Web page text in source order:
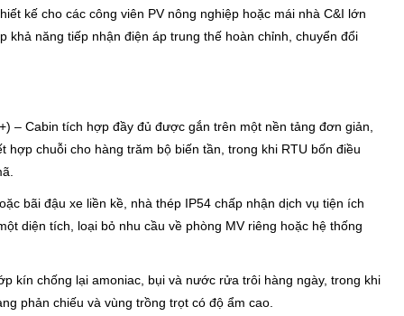
kế cho các công viên PV nông nghiệp hoặc mái nhà C&I lớn
năng tiếp nhận điện áp trung thế hoàn chỉnh, chuyển đổi
– Cabin tích hợp đầy đủ được gắn trên một nền tảng đơn giản,
hợp chuỗi cho hàng trăm bộ biến tần, trong khi RTU bốn điều
bãi đậu xe liền kề, nhà thép IP54 chấp nhận dịch vụ tiện ích
diện tích, loại bỏ nhu cầu về phòng MV riêng hoặc hệ thống
kín chống lại amoniac, bụi và nước rửa trôi hàng ngày, trong khi
phản chiếu và vùng trồng trọt có độ ẩm cao.